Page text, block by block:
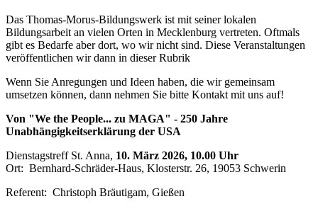
Das Thomas-Morus-Bildungswerk ist mit seiner lokalen
Bildungsarbeit an vielen Orten in Mecklenburg vertreten. Oftmals
gibt es Bedarfe aber dort, wo wir nicht sind. Diese Veranstaltungen
veröffentlichen wir dann in dieser Rubrik
Wenn Sie Anregungen und Ideen haben, die wir gemeinsam
umsetzen können, dann nehmen Sie bitte Kontakt mit uns auf!
Von "We the People... zu MAGA" - 250 Jahre
Unabhängigkeitserklärung der USA
Dienstagstreff St. Anna, 10. März 2026, 10.00 Uhr
Ort: Bernhard-Schräder-Haus, Klosterstr. 26, 19053 Schwerin
Referent: Christoph Bräutigam, Gießen